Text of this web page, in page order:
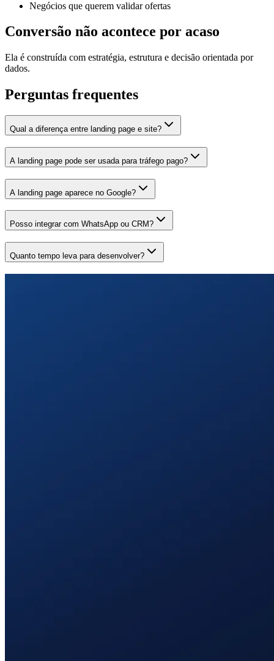
Negócios que querem validar ofertas
Conversão não acontece por acaso
Ela é construída com estratégia, estrutura e decisão orientada por
dados.
Perguntas frequentes
Qual a diferença entre landing page e site?
A landing page pode ser usada para tráfego pago?
A landing page aparece no Google?
Posso integrar com WhatsApp ou CRM?
Quanto tempo leva para desenvolver?